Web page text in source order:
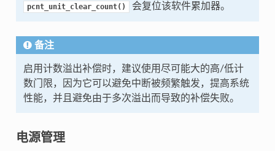
pcnt_unit_clear_count() 会复位该软件累加器。
备注
启用计数溢出补偿时，建议使用尽可能大的高/低计
数门限，因为它可以避免中断被频繁触发，提高系统
性能，并且避免由于多次溢出而导致的补偿失败。
电源管理